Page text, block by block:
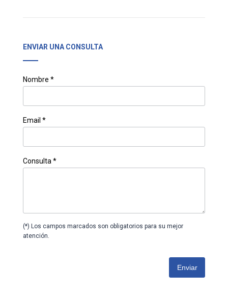
ENVIAR UNA CONSULTA
Nombre *
Email *
Consulta *
(*) Los campos marcados son obligatorios para su mejor
atención.
Enviar